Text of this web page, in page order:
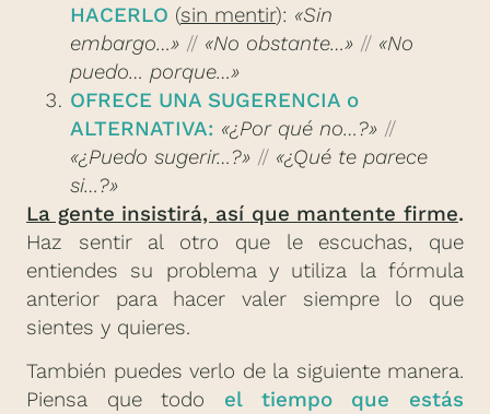
HACERLO (sin mentir): «Sin
embargo…» // «No obstante…» // «No
puedo… porque…»
OFRECE UNA SUGERENCIA o
ALTERNATIVA: «¿Por qué no…?» //
«¿Puedo sugerir…?» // «¿Qué te parece
si…?»
La gente insistirá, así que mantente firme.
Haz sentir al otro que le escuchas, que
entiendes su problema y utiliza la fórmula
anterior para hacer valer siempre lo que
sientes y quieres.
También puedes verlo de la siguiente manera.
Piensa que todo el tiempo que estás